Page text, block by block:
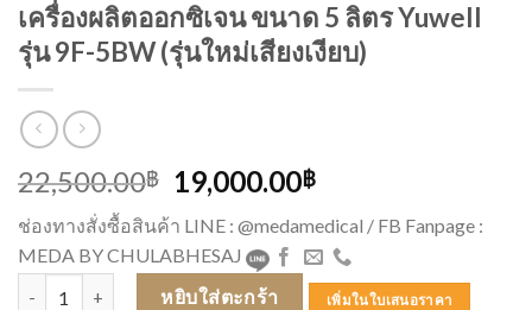
เครื่องผลิตออกซิเจน ขนาด 5 ลิตร Yuwell
รุ่น 9F-5BW (รุ่นใหม่เสียงเงียบ)
22,500.00฿
Original
price
was:
22,500.00฿.
19,000.00฿Current
is:
19,000.00฿.
ช่องทางสั่งซื้อสินค้า LINE : @medamedical / FB Fanpage :
MEDA BY CHULABHESAJ
จำนวน เครื่องผลิตออกซิเจน ขนาด 5 ลิตร Yuwell รุ่น 9F-5BW (รุ่นใหม่
หยิบใส่ตะกร้า เพิ่มในใบเสนอราคา